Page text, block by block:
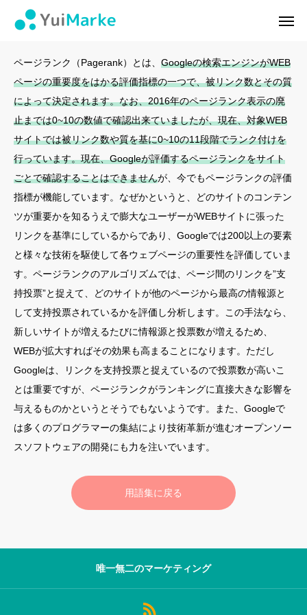
ページランク（Pagerank）とは、 Googleの検索エンジンがWEB
ページの重要度をはかる評価指標の一つで、被リンク数とその質
によって決定されます。なお、2016年のページランク表示の廃
止までは0~10の数値で確認出来ていましたが、現在、対象WEB
サイトでは被リンク数や質を基に0~10の11段階でランク付けを
行っています。現在、Googleが評価するページランクをサイト
ごとで確認することはできませんが、今でもページランクの評価
指標が機能しています。なぜかというと、どのサイトのコンテン
ツが重要かを知るうえで膨大なユーザーがWEBサイトに張った
リンクを基準にしているからであり、Googleでは200以上の要素
と様々な技術を駆使して各ウェブページの重要性を評価していま
す。ページランクのアルゴリズムでは、ページ間のリンクを”支
持投票”と捉えて、どのサイトが他のページから最高の情報源と
して支持投票されているかを評価し分析します。この手法なら、
新しいサイトが増えるたびに情報源と投票数が増えるため、
WEBが拡大すればその効果も高まることになります。ただし
Googleは、リンクを支持投票と捉えているので投票数が高いこ
とは重要ですが、ページランクがランキングに直接大きな影響を
与えるものかというとそうでもないようです。また、Googleで
は多くのプログラマーの集結により技術革新が進むオープンソー
スソフトウェアの開発にも力を注いでいます。
用語集に戻る
唯一無二のマーケティング
ログイン 会員登録
実績・お客様の声
無料診断
イベント・セミナー情報
コンテンツ
スポンサー登録
サロン会員登録
サイト会員登録
ログイン
特定商取引法 運営会社
マーケティング用語集
マーケター診断コンテンツ